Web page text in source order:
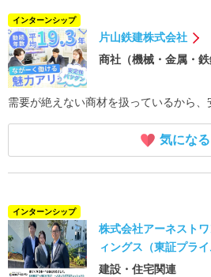
インターンシップ
片山鉄建株式会社
商社（機械・金属・鉄
需要が絶えない商材を扱っているから
気になる
インターンシップ
株式会社アーネスト
ィングス（東証プライ
建設・住宅関連